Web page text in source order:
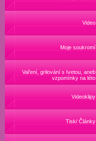
Video
Moje soukromí
Vaření, grilování s Ivetou, aneb
vzpomínky na léto
Videoklipy
Tisk/ Články